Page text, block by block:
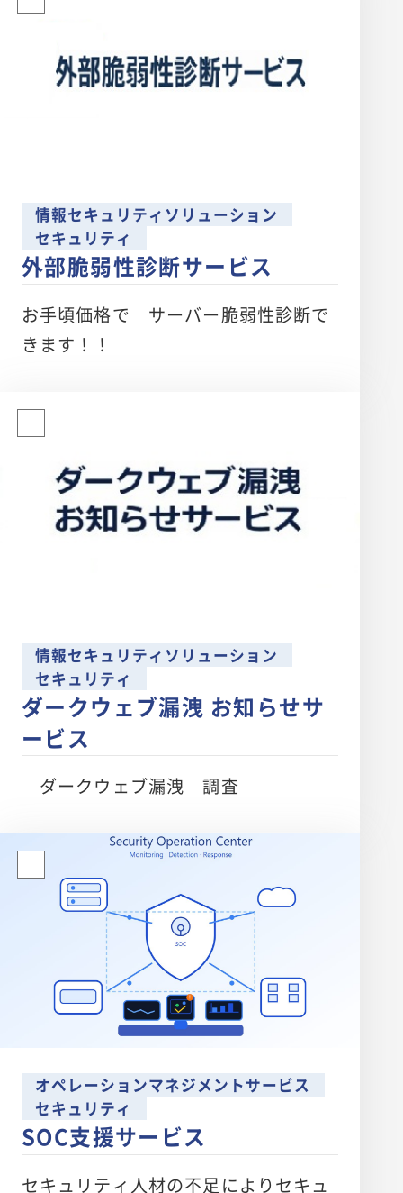
情報セキュリティソリューション
セキュリティ
外部脆弱性診断サービス
お手頃価格で サーバー脆弱性診断で
きます！！
情報セキュリティソリューション
セキュリティ
ダークウェブ漏洩 お知らせサ
ービス
ダークウェブ漏洩 調査
オペレーションマネジメントサービス
セキュリティ
SOC支援サービス
セキュリティ人材の不足によりセキュ